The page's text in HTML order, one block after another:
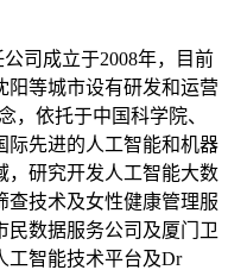
司成立于2008年，目前
阳等城市设有研发和运营
，依托于中国科学院、
际先进的人工智能和机器
，研究开发人工智能大数
查技术及女性健康管理服
民数据服务公司及厦门卫
工智能技术平台及Dr